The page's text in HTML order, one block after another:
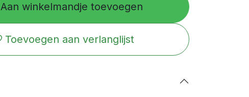
Aan winkelmandje toevoegen
Toevoegen aan verlanglijst